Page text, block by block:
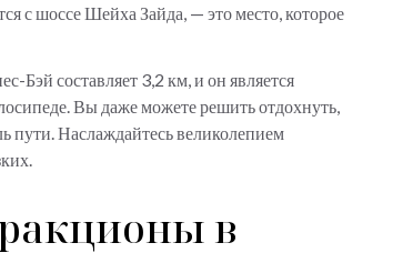
с шоссе Шейха Зайда, — это место, которое
Бэй составляет 3,2 км, и он является
Вы даже можете решить отдохнуть,
пути. Наслаждайтесь великолепием
в